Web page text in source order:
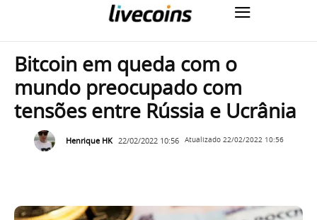
Bitcoin em queda com o
mundo preocupado com
tensões entre Rússia e Ucrânia
Henrique HK 22/02/2022 10:56 Atualizado 22/02/2022 10:56